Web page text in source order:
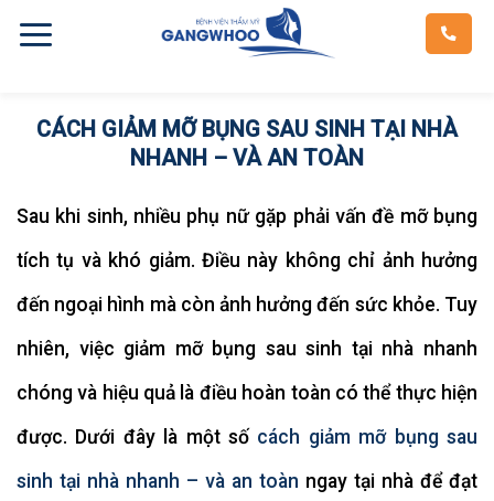
CÁCH GIẢM MỠ BỤNG SAU SINH TẠI NHÀ
NHANH – VÀ AN TOÀN
Sau khi sinh, nhiều phụ nữ gặp phải vấn đề mỡ bụng
tích tụ và khó giảm. Điều này không chỉ ảnh hưởng
đến ngoại hình mà còn ảnh hưởng đến sức khỏe. Tuy
nhiên, việc giảm mỡ bụng sau sinh tại nhà nhanh
chóng và hiệu quả là điều hoàn toàn có thể thực hiện
được. Dưới đây là một số cách giảm mỡ bụng sau
sinh tại nhà nhanh – và an toàn ngay tại nhà để đạt